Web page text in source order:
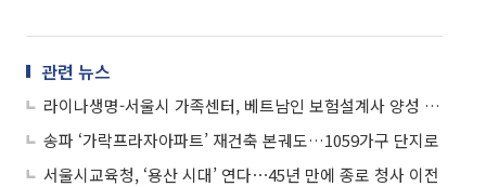
관련 뉴스
라이나생명-서울시 가족센터, 베트남인 보험설계사 양성 및 취업 지원 MOU 체결
송파 ‘가락프라자아파트’ 재건축 본궤도…1059가구 단지로
서울시교육청, ‘용산 시대’ 연다⋯45년 만에 종로 청사 이전